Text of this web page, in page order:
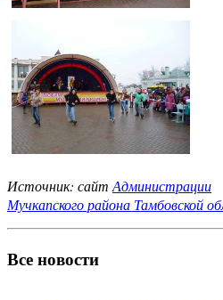
Источник: сайтАдминистрации
Мучкапского района Тамбовской
Все новости